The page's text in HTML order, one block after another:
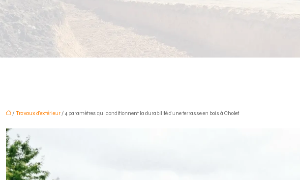
/ Travaux d'extérieur/ 4 paramètres qui conditionnent la durabilité d’une terrasse en bois à Cholet